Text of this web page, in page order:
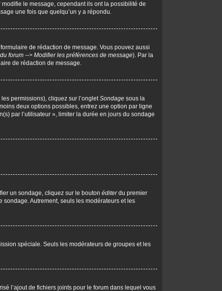
le message, cependant ils ont la possibilité de
une fois que quelqu’un y a répondu.
de rédaction de message. Vous pouvez aussi
forum --> Modifier les préférences de message). Par la
de rédaction de message.
permissions), cliquez sur l’ongletSondage sous la
deux options possibles, entrez une option par ligne
par l’utilisateur », limiter la durée en jours du sondage
un sondage, cliquez sur le bouton éditerdu premier
sondage. Autrement, seuls les modérateurs et les
spéciale. Seuls les modérateurs de groupes et les
l’ajout de fichiers joints pour le forum dans lequel vous